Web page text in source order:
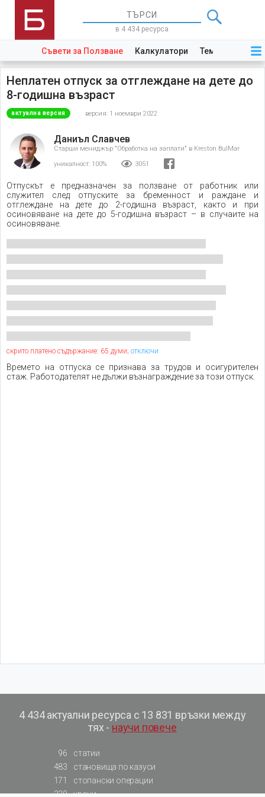
в 4 434 ресурса
Съвети за Ползване Калкулатори Теми Закони
Неплатен отпуск за отглеждане на дете до
8-годишна възраст
актуална версия версия: 1 ноември 2022
Даниъл Славчев
Старши мениджър "Обработка на заплати" в Kreston BulMar
уникалност: 100% 3051
Отпускът е предназначен за ползване от работник или
служител след отпуските за бременност и раждане и
отглеждане на дете до 2-годишна възраст, както и при
осиновяване на дете до 5-годишна възраст – в случаите на
осиновяване.
скрито платено съдържание: 65 думи; отключи
Времето на отпуска се признава за трудов и осигурителен
стаж. Работодателят не дължи възнаграждение за този отпуск.
4 434 актуални ресурса с 13 831 връзки между
тях - научи повече
96
статии
483
становища по казуси
171
стопански операции
230
уроци